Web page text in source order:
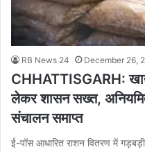
RB News 24 December 26,
CHHATTISGARH:
लेकर शासन सख्त,
संचालन समाप्त
ई-पॉस आधारित राशन वितरण में गड़बड़ी